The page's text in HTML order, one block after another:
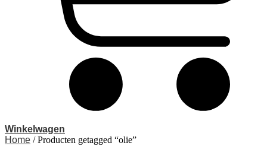
Winkelwagen
Home / Producten getagged “olie”